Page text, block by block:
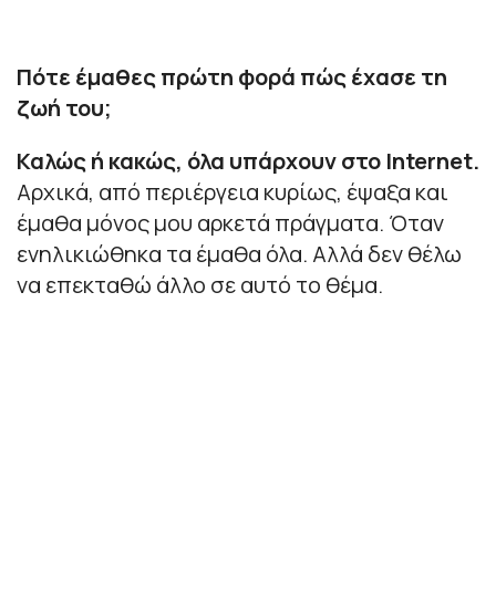
Πότε έμαθες πρώτη φορά πώς έχασε τη
ζωή του;
Καλώς ή κακώς, όλα υπάρχουν στο Internet.
Αρχικά, από περιέργεια κυρίως, έψαξα και
έμαθα μόνος μου αρκετά πράγματα. Όταν
ενηλικιώθηκα τα έμαθα όλα. Αλλά δεν θέλω
να επεκταθώ άλλο σε αυτό το θέμα.